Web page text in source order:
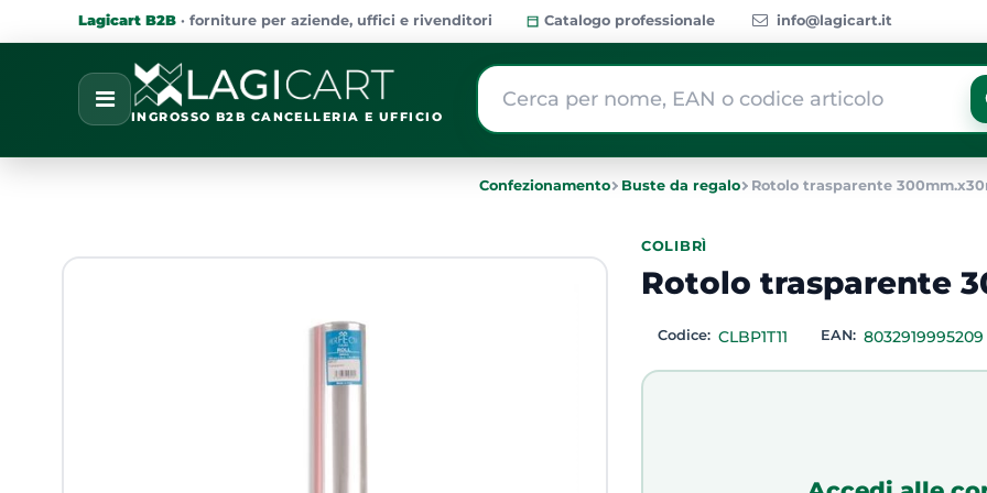
Lagicart B2B · forniture per aziende, uffici e rivenditori Catalogo professionale info@lagicart.it
OpenINGROSSO B2B CANCELLERIA E UFFICIO
La modifica di un filtro aggiorna automaticamente gli altri filtri
Confezionamento Buste da regalo Rotolo trasparente
COLIBRÌ
Rotolo trasparente
Codice: CLBP1T11 EAN: 8032919995209